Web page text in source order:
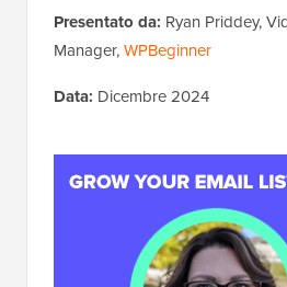
Presentato da: Ryan Priddey,
Manager,WPBeginner
Data: Dicembre 2024